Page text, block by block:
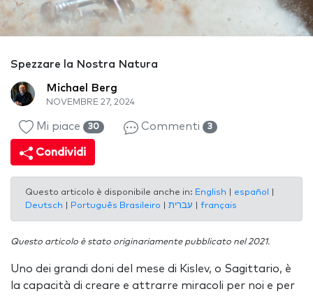
Spezzare la Nostra Natura
Michael Berg
NOVEMBRE 27, 2024
Mi piace 30 Commenti 3
Condividi
Questo articolo è disponibile anche in: English español
Deutsch
Português Brasileiro français
Questo articolo è stato originariamente pubblicato nel 2021.
Uno dei grandi doni del mese di Kislev, o Sagittario, è
la capacità di creare e attrarre miracoli per noi e per